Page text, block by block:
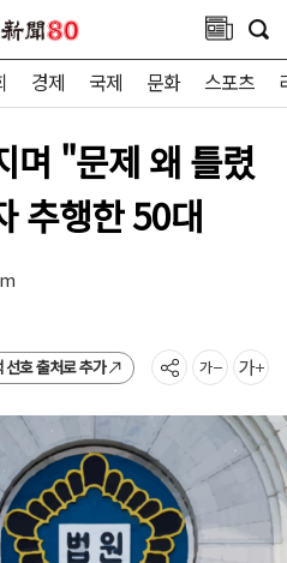
경제 국제 문화 스포츠
며 "문제 왜 틀렸
추행한 50대
선호 출처로 추가